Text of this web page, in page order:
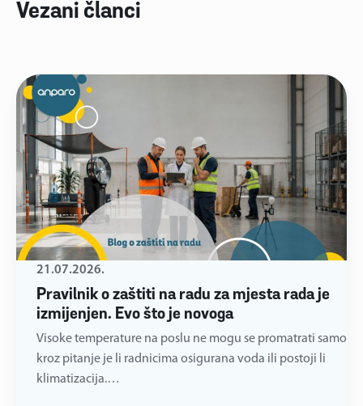
Vezani članci
Pravilnik o zaštiti na radu za mjesta rada je
izmijenjen. Evo što je novoga
21.07.2026.
Visoke temperature na poslu ne mogu se promatrati samo
kroz pitanje je li radnicima osigurana voda ili postoji li
klimatizacija.…